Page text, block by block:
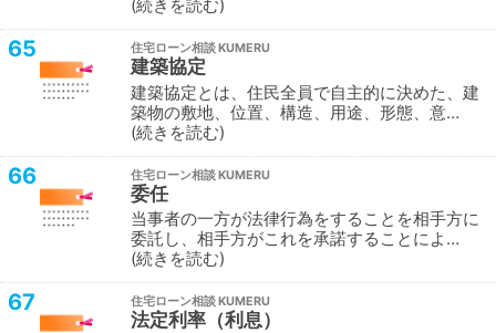
続きを読む
65 住宅ローン相談
建築協定
建築協定とは、住民全員で自主的に決めた、建
築物の敷地、位置、構造、用途、形態、意…
続きを読む
66 住宅ローン相談
委任
当事者の一方が法律行為をすることを相手方に
委託し、相手方がこれを承諾することによ…
続きを読む
67 住宅ローン相談
法定利率（利息）